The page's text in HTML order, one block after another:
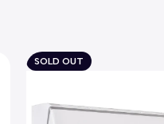
SOLD OUT